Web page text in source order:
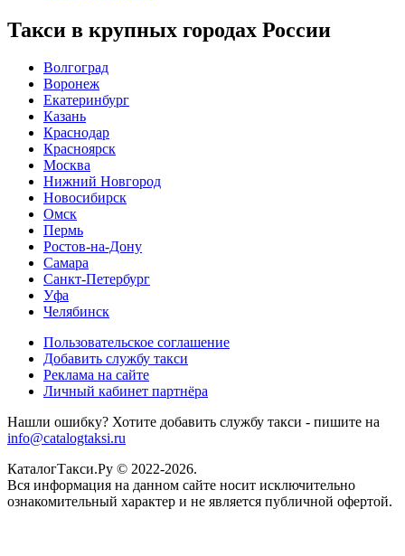
Такси в крупных городах России
Волгоград
Воронеж
Екатеринбург
Казань
Краснодар
Красноярск
Москва
Нижний Новгород
Новосибирск
Омск
Пермь
Ростов-на-Дону
Самара
Санкт-Петербург
Уфа
Челябинск
Пользовательское соглашение
Добавить службу такси
Реклама на сайте
Личный кабинет партнёра
Нашли ошибку? Хотите добавить службу такси - пишите на
info@catalogtaksi.ru
КаталогТакси.Ру © 2022-2026.
Вся информация на данном сайте носит исключительно
ознакомительный характер и не является публичной офертой.